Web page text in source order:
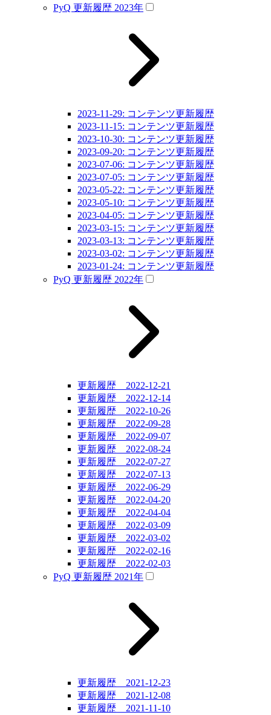
PyQ 更新履歴 2023年
2023-11-29: コンテンツ更新履歴
2023-11-15: コンテンツ更新履歴
2023-10-30: コンテンツ更新履歴
2023-09-20: コンテンツ更新履歴
2023-07-06: コンテンツ更新履歴
2023-07-05: コンテンツ更新履歴
2023-05-22: コンテンツ更新履歴
2023-05-10: コンテンツ更新履歴
2023-04-05: コンテンツ更新履歴
2023-03-15: コンテンツ更新履歴
2023-03-13: コンテンツ更新履歴
2023-03-02: コンテンツ更新履歴
2023-01-24: コンテンツ更新履歴
PyQ 更新履歴 2022年
更新履歴 2022-12-21
更新履歴 2022-12-14
更新履歴 2022-10-26
更新履歴 2022-09-28
更新履歴 2022-09-07
更新履歴 2022-08-24
更新履歴 2022-07-27
更新履歴 2022-07-13
更新履歴 2022-06-29
更新履歴 2022-04-20
更新履歴 2022-04-04
更新履歴 2022-03-09
更新履歴 2022-03-02
更新履歴 2022-02-16
更新履歴 2022-02-03
PyQ 更新履歴 2021年
更新履歴 2021-12-23
更新履歴 2021-12-08
更新履歴 2021-11-10